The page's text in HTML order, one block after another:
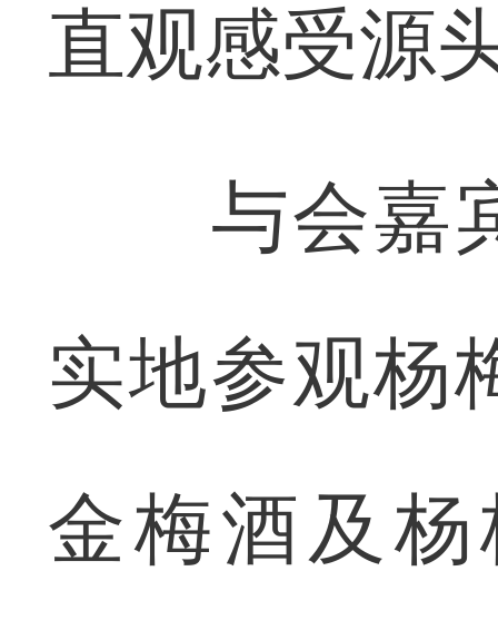
直观感受源
与会嘉宾
实地参观杨
金梅酒及